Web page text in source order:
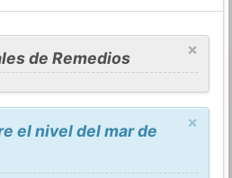
×
de Remedios
×
el nivel del mar de